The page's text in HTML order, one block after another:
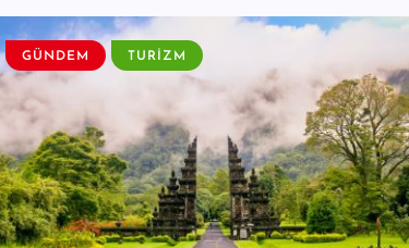
GÜNDEM TURIZM